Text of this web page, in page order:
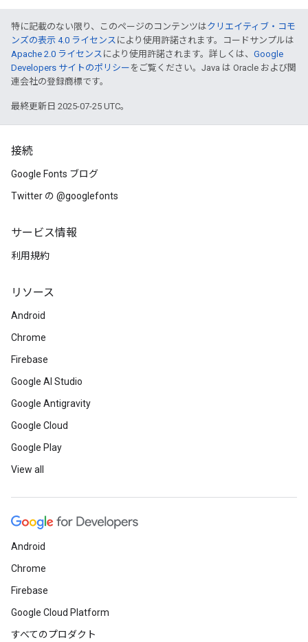
特に記載のない限り、このページのコンテンツはクリエイティブ・コモ
ンズの表示 4.0 ライセンス により使用許諾されます。コードサンプルは
Apache 2.0 ライセンス により使用許諾されます。詳しくは、 Google
Developers サイトのポリシー をご覧ください。Java は Oracle および関
連会社の登録商標です。
最終更新日 2025-07-25 UTC。
接続
Google Fonts ブログ
Twitter の @googlefonts
サービス情報
利用規約
リソース
Android
Chrome
Firebase
Google AI Studio
Google Antigravity
Google Cloud
Google Play
View all
Android
Chrome
Firebase
Google Cloud Platform
すべてのプロダクト